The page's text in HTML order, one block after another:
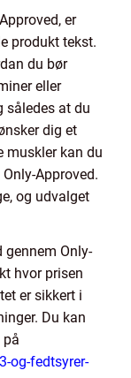
er
produkt tekst.
du bør
eller
således at du
dig et
muskler kan du
Approved.
og udvalget
Only-
hvor prisen
er sikkert i
Du kan
på
og-fedtsyrer-